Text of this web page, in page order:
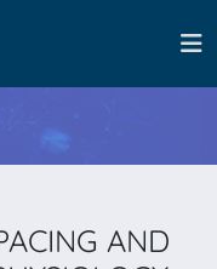
AND